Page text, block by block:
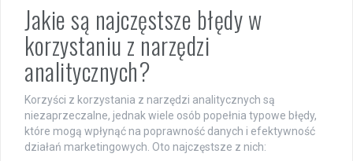
Jakie są najczęstsze błędy w
korzystaniu z narzędzi
analitycznych?
Korzyści z korzystania z narzędzi analitycznych są
niezaprzeczalne, jednak wiele osób popełnia typowe błędy,
które mogą wpłynąć na poprawność danych i efektywność
działań marketingowych. Oto najczęstsze z nich: